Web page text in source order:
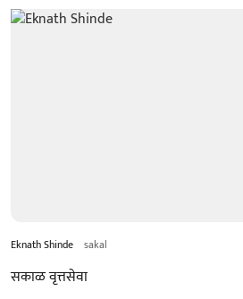
Eknath Shinde sakal
सकाळ वृत्तसेवा